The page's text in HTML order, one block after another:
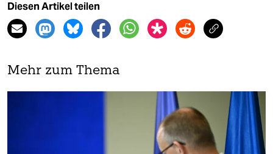
Diesen Artikel teilen
Mehr zum Thema